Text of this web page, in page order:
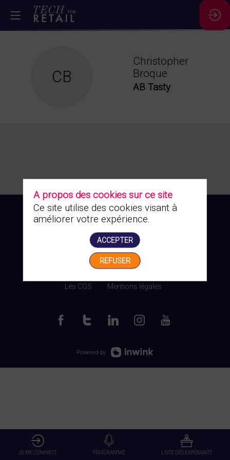
CB
Christopher
Broque
AB Tasty
Gérer mes cookies
Les CGS Mentions légales
Powered by
JE ME CONNECT PROGRAMME LISTE DES EXPOSANTS
A propos des cookies sur ce site
Ce site utilise des cookies visant à
améliorer votre expérience.
ACCEPTER
REFUSER